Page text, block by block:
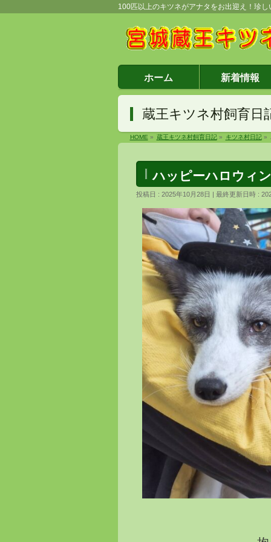
100匹以上のキツネがアナタをお出迎え！珍
ホーム 新着情報
蔵王キツネ村飼育日
HOME » 蔵王キツネ村飼育日記 » キツネ村日記 »
ハッピーハロウィン
投稿日 : 2025年10月28日 最終更新日時 :